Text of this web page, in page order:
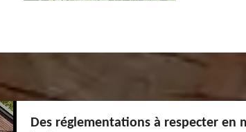
Des réglementations à respecter en